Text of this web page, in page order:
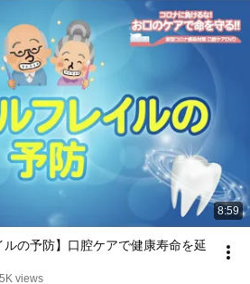
8:59
ルの予防】口腔ケアで健康寿命を延
views